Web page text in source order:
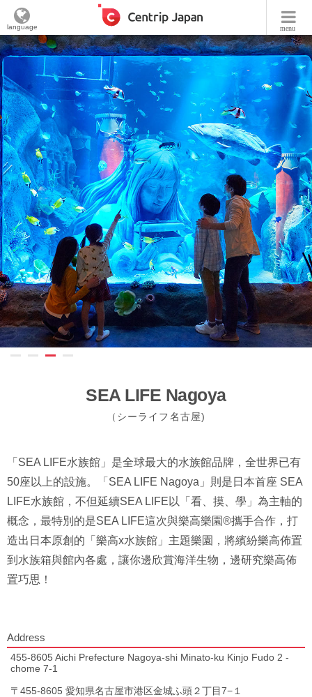
menu
language
SEA LIFE Nagoya
（シーライフ名古屋)
「SEA LIFE水族館」是全球最大的水族館品牌，全世界已有
50座以上的設施。「SEA LIFE Nagoya」則是日本首座 SEA
LIFE水族館，不但延續SEA LIFE以「看、摸、學」為主軸的
概念，最特別的是SEA LIFE這次與樂高樂園®攜手合作，打
造出日本原創的「樂高x水族館」主題樂園，將繽紛樂高佈置
到水族箱與館內各處，讓你邊欣賞海洋生物，邊研究樂高佈
置巧思！
Address
455-8605 Aichi Prefecture Nagoya-shi Minato-ku Kinjo Fudo 2 -
chome 7-1
〒455-8605 愛知県名古屋市港区金城ふ頭２丁目7−１